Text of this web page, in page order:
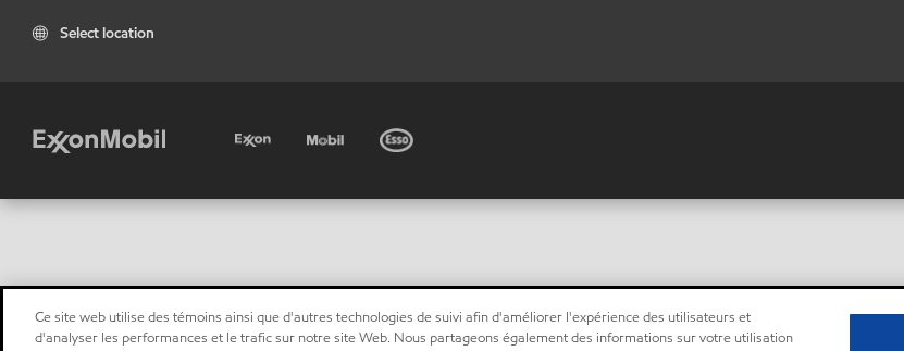
Select location
Ce site web utilise des témoins ainsi que d'autres technologies de suivi afin d'améliorer l'expérience des utilisateurs et
d'analyser les performances et le trafic sur notre site Web. Nous partageons également des informations sur votre utilisation